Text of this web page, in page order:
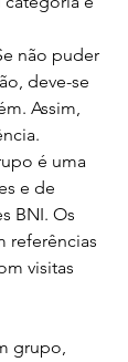
não puder
deve-se
Assim,
é uma
e de
BNI. Os
referências
visitas
grupo,